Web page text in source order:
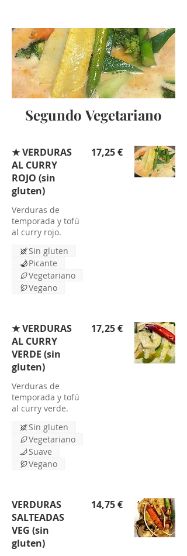
Segundo Vegetariano
★ VERDURAS
AL CURRY
ROJO (sin
gluten)
Verduras de
temporada y tofú
al curry rojo.
17,25 €
Sin gluten
Picante
Vegetariano
Vegano
★ VERDURAS
AL CURRY
VERDE (sin
gluten)
Verduras de
temporada y tofú
al curry verde.
17,25 €
Sin gluten
Vegetariano
Suave
Vegano
VERDURAS
SALTEADAS
VEG (sin
gluten)
14,75 €